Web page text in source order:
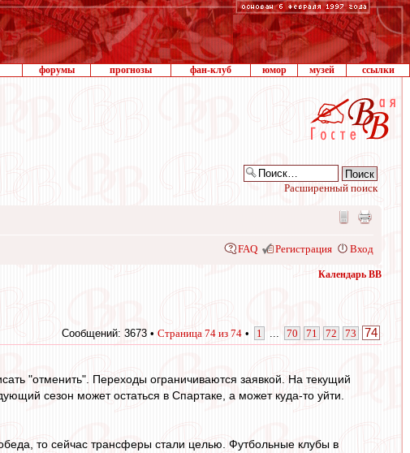
форумы прогнозы фан-клуб юмор музей ссылки
Расширенный поиск
FAQ Регистрация Вход
Календарь ВВ
Сообщений: 3673 • Страница 74 из 74 • 1 70 71 72 73 74
"отменить". Переходы ограничиваются заявкой. На текущий
сезон может остаться в Спартаке, а может куда-то уйти.
то сейчас трансферы стали целью. Футбольные клубы в